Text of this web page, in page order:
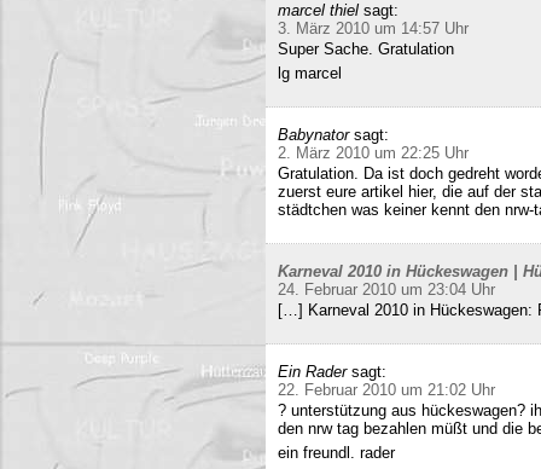
marcel thiel sagt:
3. März 2010 um 14:57 Uhr
Super Sache. Gratulation
lg marcel
Babynator sagt:
2. März 2010 um 22:25 Uhr
Gratulation. Da ist doch gedreht
zuerst eure artikel hier, die auf der
städtchen was keiner kennt den nrw-
Karneval 2010 in Hückeswagen |
24. Februar 2010 um 23:04 Uhr
[…] Karneval 2010 in Hückeswagen:
Ein Rader sagt:
22. Februar 2010 um 21:02 Uhr
? unterstützung aus hückeswagen?
den nrw tag bezahlen müßt und die
ein freundl. rader